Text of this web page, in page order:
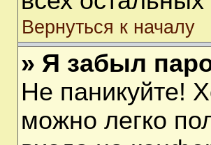
Вернуться к началу
» Я забыл
Не паникуйте!
можно легко